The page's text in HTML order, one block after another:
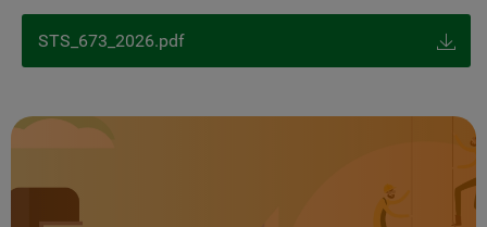
STS_673_2026.pdf